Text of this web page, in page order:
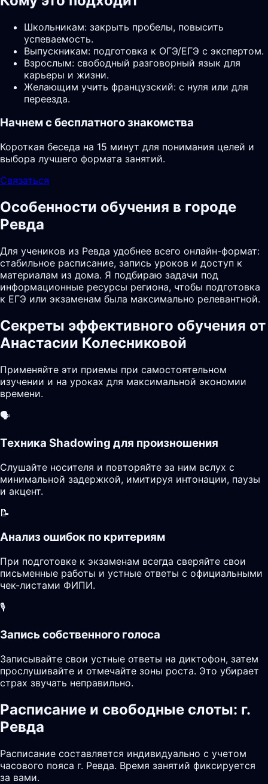
Школьникам: закрыть пробелы, повысить
успеваемость.
Выпускникам: подготовка к ОГЭ/ЕГЭ с экспертом.
Взрослым: свободный разговорный язык для
карьеры и жизни.
Желающим учить французский: с нуля или для
переезда.
Начнем с бесплатного знакомства
Короткая беседа на 15 минут для понимания целей и
выбора лучшего формата занятий.
Связаться
Особенности обучения в городе
Ревда
Для учеников из Ревда удобнее всего онлайн-формат:
стабильное расписание, запись уроков и доступ к
материалам из дома. Я подбираю задачи под
информационные ресурсы региона, чтобы подготовка
к ЕГЭ или экзаменам была максимально релевантной.
Секреты эффективного обучения от
Анастасии Колесниковой
Применяйте эти приемы при самостоятельном
изучении и на уроках для максимальной экономии
времени.
🗣️
Техника Shadowing для произношения
Слушайте носителя и повторяйте за ним вслух с
минимальной задержкой, имитируя интонации, паузы
и акцент.
📝
Анализ ошибок по критериям
При подготовке к экзаменам всегда сверяйте свои
письменные работы и устные ответы с официальными
чек-листами ФИПИ.
🎙️
Запись собственного голоса
Записывайте свои устные ответы на диктофон, затем
прослушивайте и отмечайте зоны роста. Это убирает
страх звучать неправильно.
Расписание и свободные слоты: г.
Ревда
Расписание составляется индивидуально с учетом
часового пояса г. Ревда. Время занятий фиксируется
за вами.